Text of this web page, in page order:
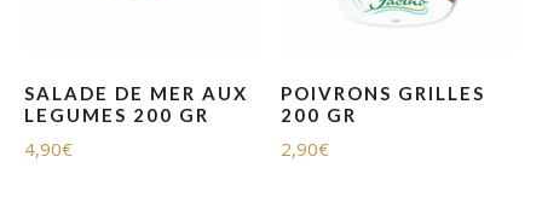
SALADE DE MER AUX
LEGUMES 200 GR
4,90€
POIVRONS GRILLES
200 GR
2,90€